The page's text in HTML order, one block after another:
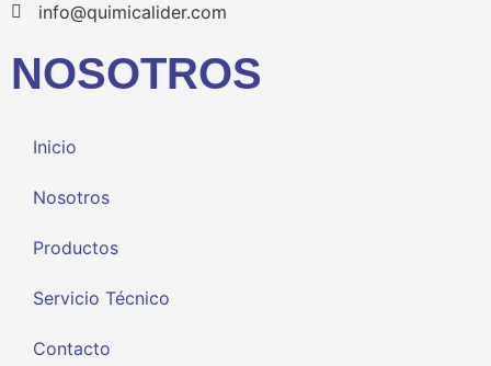
info@quimicalider.com
NOSOTROS
Inicio
Nosotros
Productos
Servicio Técnico
Contacto